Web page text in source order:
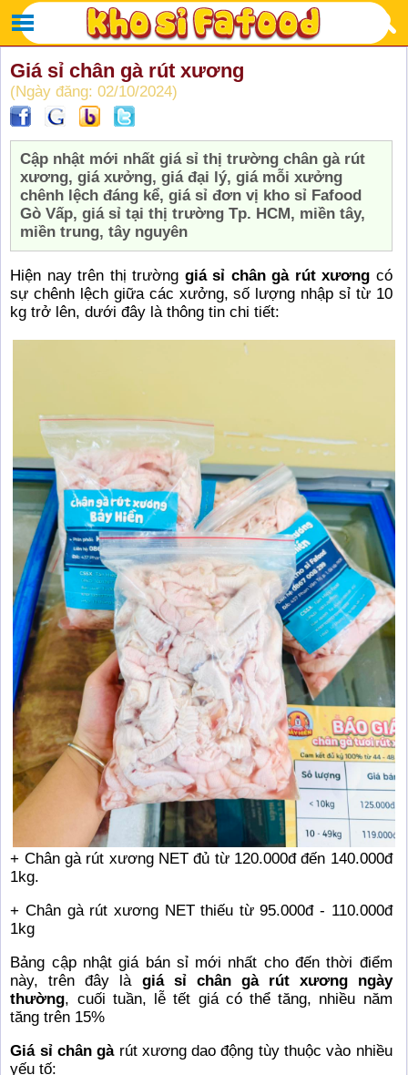
Giá sỉ chân gà rút xương
(Ngày đăng: 02/10/2024)
Cập nhật mới nhất giá sỉ thị trường chân gà rút
xương, giá xưởng, giá đại lý, giá mỗi xưởng
chênh lệch đáng kể, giá sỉ đơn vị kho sỉ Fafood
Gò Vấp, giá sỉ tại thị trường Tp. HCM, miền tây,
miền trung, tây nguyên
Hiện nay trên thị trường giá sỉ chân gà rút xương có
sự chênh lệch giữa các xưởng, số lượng nhập sỉ từ 10
kg trở lên, dưới đây là thông tin chi tiết:
+ Chân gà rút xương NET đủ từ 120.000đ đến 140.000đ
1kg.
+ Chân gà rút xương NET thiếu từ 95.000đ - 110.000đ
1kg
Bảng cập nhật giá bán sỉ mới nhất cho đến thời điểm
này, trên đây là giá sỉ chân gà rút xương ngày
thường, cuối tuần, lễ tết giá có thể tăng, nhiều năm
tăng trên 15%
Giá sỉ chân gà rút xương dao động tùy thuộc vào nhiều
yếu tố: